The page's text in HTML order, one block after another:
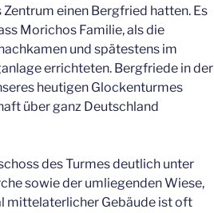
einen Bergfried hatten. Es
Morichos Familie, als die
und spätestens im
errichteten. Bergfriede in der
heutigen Glockenturmes
über ganz Deutschland
des Turmes deutlich unter
sowie der umliegenden Wiese,
mittelaterlicher Gebäude ist oft